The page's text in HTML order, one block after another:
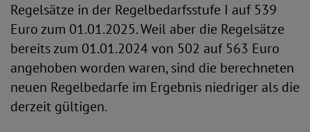
Regelsätze in der Regelbedarfsstufe I auf 539
Euro zum 01.01.2025. Weil aber die Regelsätze
bereits zum 01.01.2024 von 502 auf 563 Euro
angehoben worden waren, sind die berechneten
neuen Regelbedarfe im Ergebnis niedriger als die
derzeit gültigen.